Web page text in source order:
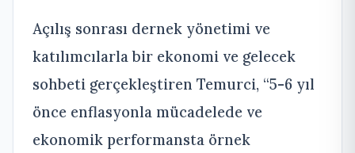
Açılış sonrası dernek yönetimi ve
katılımcılarla bir ekonomi ve gelecek
sohbeti gerçekleştiren Temurci, “5-6 yıl
önce enflasyonla mücadelede ve
ekonomik performansta örnek